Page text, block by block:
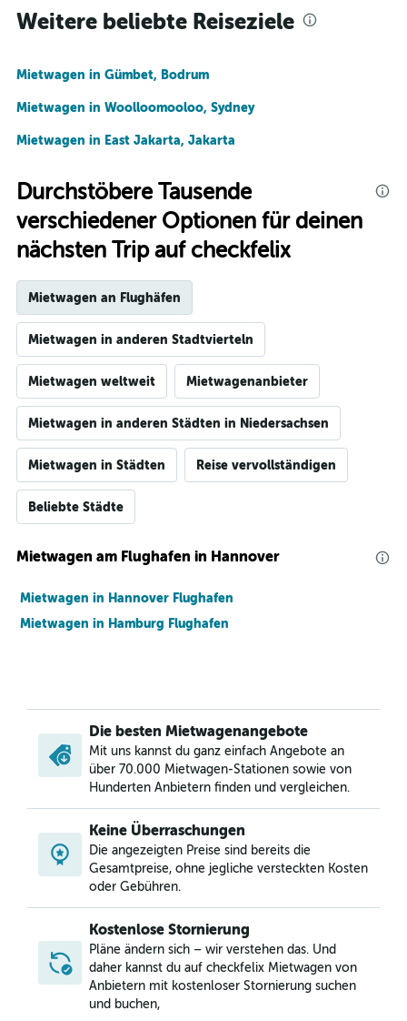
Weitere beliebte Reiseziele
Mietwagen in Gümbet, Bodrum
Mietwagen in Woolloomooloo, Sydney
Mietwagen in East Jakarta, Jakarta
Durchstöbere Tausende
verschiedener Optionen für deinen
nächsten Trip auf checkfelix
Mietwagen an Flughäfen
Mietwagen in anderen Stadtvierteln
Mietwagen weltweit Mietwagenanbieter
Mietwagen in anderen Städten in Niedersachsen
Mietwagen in Städten Reise vervollständigen
Beliebte Städte
Mietwagen am Flughafen in Hannover
Mietwagen in Hannover Flughafen
Mietwagen in Hamburg Flughafen
Die besten Mietwagenangebote
Mit uns kannst du ganz einfach Angebote an
über 70.000 Mietwagen-Stationen sowie von
Hunderten Anbietern finden und vergleichen.
Keine Überraschungen
Die angezeigten Preise sind bereits die
Gesamtpreise, ohne jegliche versteckten Kosten
oder Gebühren.
Kostenlose Stornierung
Pläne ändern sich – wir verstehen das. Und
daher kannst du auf checkfelix Mietwagen von
Anbietern mit kostenloser Stornierung suchen
und buchen,